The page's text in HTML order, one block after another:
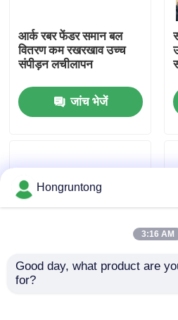
हमारे बारे में
कारखाना भ्रमण
एक उद्धरण का अनुरोध करें
योकोहामा रबर फेंडर
आर्क रबर फेंडर समान बल
वितरण कम रखरखाव उच्च
संपीड़न लचीलापन
जांच भेजें
डॉक फेंडर उच्च पहनने
Hongruntong
3:16 AM
Good day, what product are
for?